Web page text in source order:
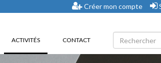
Créer mon compte
ACTIVITÉS(CURRENT)CONTACT